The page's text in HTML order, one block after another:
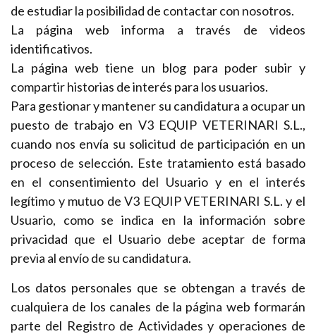
de estudiar la posibilidad de contactar con nosotros.
La página web informa a través de videos
identificativos.
La página web tiene un blog para poder subir y
compartir historias de interés para los usuarios.
Para gestionar y mantener su candidatura a ocupar un
puesto de trabajo en V3 EQUIP VETERINARI S.L.,
cuando nos envía su solicitud de participación en un
proceso de selección. Este tratamiento está basado
en el consentimiento del Usuario y en el interés
legítimo y mutuo de V3 EQUIP VETERINARI S.L. y el
Usuario, como se indica en la información sobre
privacidad que el Usuario debe aceptar de forma
previa al envío de su candidatura.
Los datos personales que se obtengan a través de
cualquiera de los canales de la página web formarán
parte del Registro de Actividades y operaciones de